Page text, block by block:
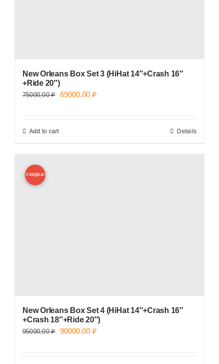
New Orleans Box Set 3 (HiHat 14″+Crash 16″
+Ride 20″)
75000,00₽
Original
69000,00 ₽Current
Add to cart Details
СКИДКА!
New Orleans Box Set 4 (HiHat 14″+Crash 16″
+Crash 18″+Ride 20″)
95000,00₽
Original
90000,00 ₽Current